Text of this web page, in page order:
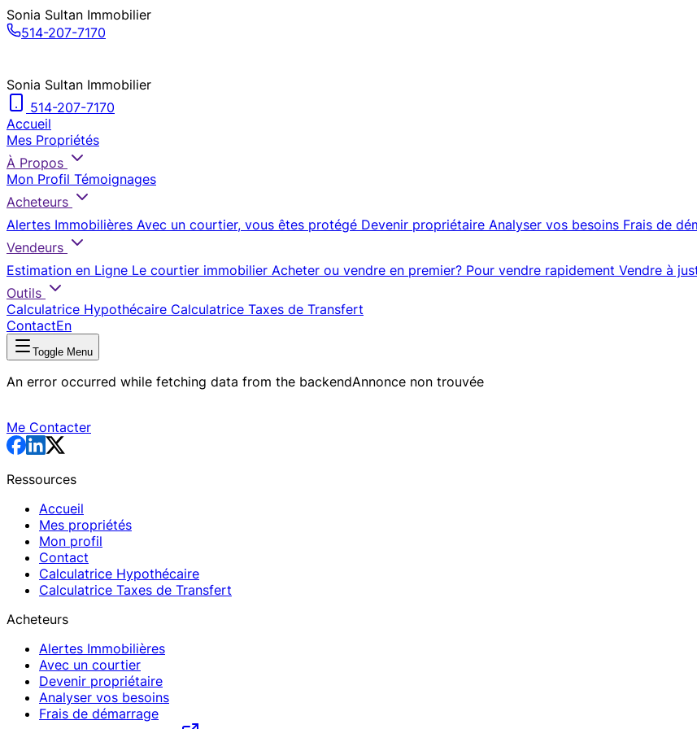
Sonia Sultan Immobilier
514-207-7170
Sonia Sultan Immobilier
514-207-7170
Accueil
Mes Propriétés
À Propos
Mon Profil Témoignages
Acheteurs
Alertes Immobilières Avec un courtier, vous êtes protégé Devenir propriétaire Analyser vos besoins Frais de
Vendeurs
Estimation en Ligne Le courtier immobilier Acheter ou vendre en premier? Pour vendre rapidement Vendre à
Outils
Calculatrice Hypothécaire Calculatrice Taxes de Transfert
ContactEn
Toggle Menu
An error occurred while fetching data from the backendAnnonce non trouvée
Me Contacter
Ressources
Accueil
Mes propriétés
Mon profil
Contact
Calculatrice Hypothécaire
Calculatrice Taxes de Transfert
Acheteurs
Alertes Immobilières
Avec un courtier
Devenir propriétaire
Analyser vos besoins
Frais de démarrage